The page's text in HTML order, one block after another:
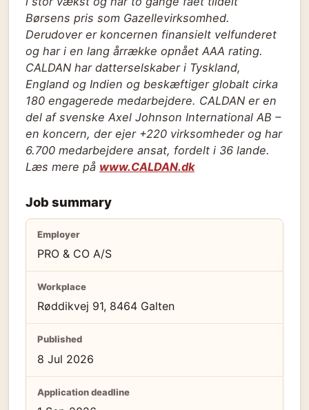
Børsens pris som Gazellevirksomhed.
Derudover er koncernen finansielt velfunderet
og har i en lang årrække opnået AAA rating.
CALDAN har datterselskaber i Tyskland,
England og Indien og beskæftiger globalt cirka
180 engagerede medarbejdere. CALDAN er en
del af svenske Axel Johnson International AB –
en koncern, der ejer +220 virksomheder og har
6.700 medarbejdere ansat, fordelt i 36 lande.
Læs mere på www.CALDAN.dk
Job summary
Employer
PRO & CO A/S
Workplace
Røddikvej 91, 8464 Galten
Published
8 Jul 2026
Application deadline